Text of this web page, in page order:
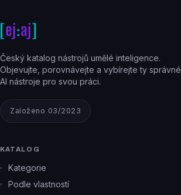
Český katalog nástrojů umělé inteligence.
Objevujte, porovnávejte a vybírejte ty správné
AI nástroje pro svou práci.
Založeno 03/2023
KATALOG
Kategorie
Podle vlastností